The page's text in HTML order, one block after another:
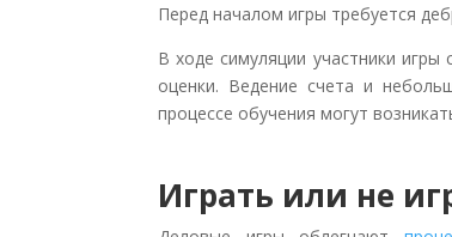
Перед началом игры требуется
В ходе симуляции участники
оценки. Ведение счета и
процессе обучения могут
Играть или не